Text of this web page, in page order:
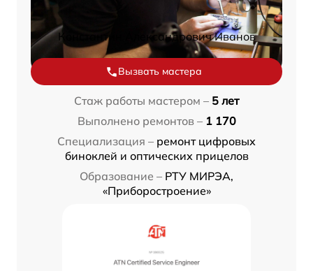
Константин Александрович Иванов
Вызвать мастера
Стаж работы мастером – 5 лет
Выполнено ремонтов – 1 170
Специализация – ремонт цифровых
биноклей и оптических прицелов
Образование – РТУ МИРЭА,
«Приборостроение»